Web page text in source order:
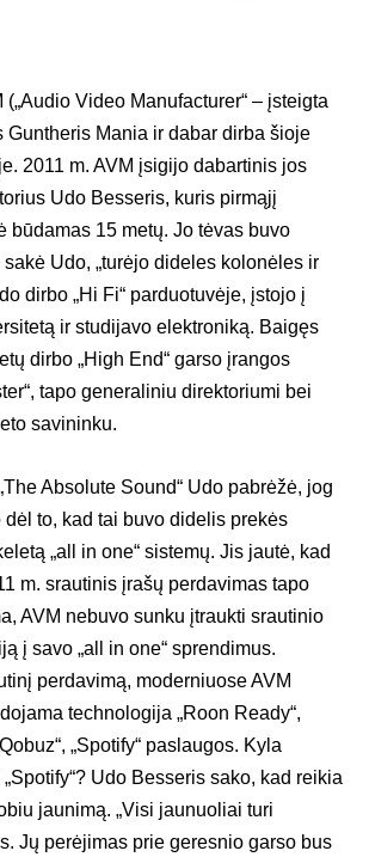
(„Audio Video Manufacturer“ – įsteigta
Guntheris Mania ir dabar dirba šioje
2011 m. AVM įsigijo dabartinis jos
Udo Besseris, kuris pirmąjį
būdamas 15 metų. Jo tėvas buvo
Udo, „turėjo dideles kolonėles ir
dirbo „Hi Fi“ parduotuvėje, įstojo į
ir studijavo elektroniką. Baigęs
dirbo „High End“ garso įrangos
tapo generaliniu direktoriumi bei
savininku.
Absolute Sound“ Udo pabrėžė, jog
to, kad tai buvo didelis prekės
„all in one“ sistemų. Jis jautė, kad
m. srautinis įrašų perdavimas tapo
AVM nebuvo sunku įtraukti srautinio
į savo „all in one“ sprendimus.
perdavimą, moderniuose AVM
technologija „Roon Ready“,
„Spotify“ paslaugos. Kyla
Udo Besseris sako, kad reikia
jaunimą. „Visi jaunuoliai turi
Jų perėjimas prie geresnio garso bus